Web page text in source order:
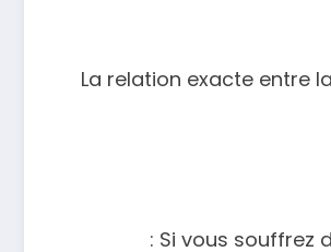
La relation exacte entre
Si vous souffrez